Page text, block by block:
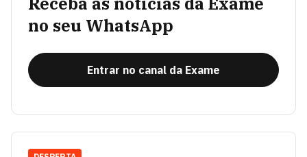
no seu WhatsApp
Entrar no canal da Exame